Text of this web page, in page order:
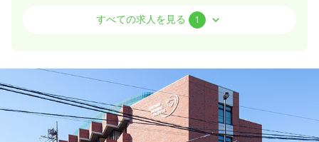
給与 38.0万円〜
時間 8:30～17:30（休憩60分）
日祝休み
年間休日120日
4週8休以上
月給38万円以上可
すべての求人を見る 1